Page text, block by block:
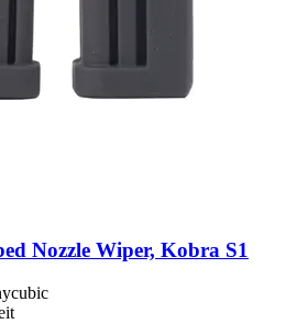
Nozzle Wiper, Kobra S1